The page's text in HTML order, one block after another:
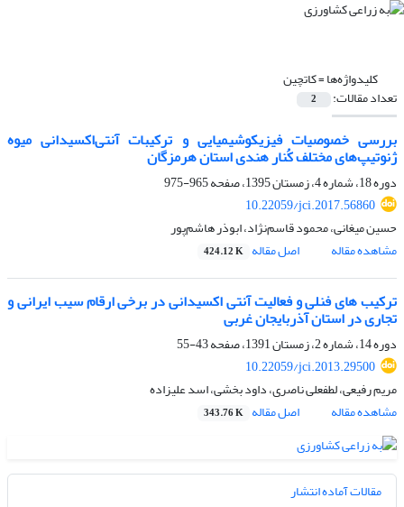
کلیدواژه‌ها =کاتچین
تعداد مقالات: 2
بررسی خصوصیات فیزیکوشیمیایی و ترکیبات آنتی‌اکسیدانی میوه
ژنوتیپ‌های مختلف کُنار هندی استان هرمزگان
دوره 18، شماره 4، زمستان 1395، صفحه
965-975
10.22059/jci.2017.56860
حسین میغانی، محمود قاسم‌نژاد، ابوذر هاشم‌پور
مشاهده مقاله
اصل مقاله 424.12 K
ترکیب های فنلی و فعالیت آنتی اکسیدانی در برخی ارقام سیب ایرانی و
تجاری در استان آذربایجان غربی
دوره 14، شماره 2، زمستان 1391، صفحه
43-55
10.22059/jci.2013.29500
مریم رفیعی، لطفعلی ناصری، داود بخشی، اسد علیزاده
مشاهده مقاله
اصل مقاله 343.76 K
مقالات آماده انتشار